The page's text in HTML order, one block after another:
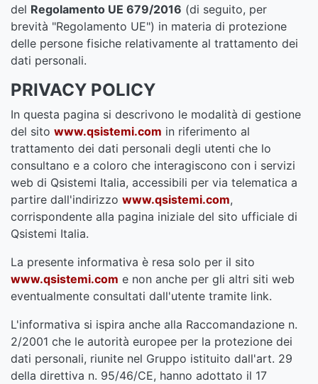
del Regolamento UE 679/2016 (di seguito, per
brevità "Regolamento UE") in materia di protezione
delle persone fisiche relativamente al trattamento dei
dati personali.
PRIVACY POLICY
In questa pagina si descrivono le modalità di gestione
del sito www.qsistemi.com in riferimento al
trattamento dei dati personali degli utenti che lo
consultano e a coloro che interagiscono con i servizi
web di Qsistemi Italia, accessibili per via telematica a
partire dall'indirizzo www.qsistemi.com,
corrispondente alla pagina iniziale del sito ufficiale di
Qsistemi Italia.
La presente informativa è resa solo per il sito
www.qsistemi.com e non anche per gli altri siti web
eventualmente consultati dall'utente tramite link.
L'informativa si ispira anche alla Raccomandazione n.
2/2001 che le autorità europee per la protezione dei
dati personali, riunite nel Gruppo istituito dall'art. 29
della direttiva n. 95/46/CE, hanno adottato il 17